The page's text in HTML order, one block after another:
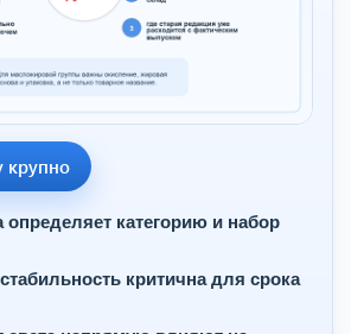
крупно
категорию и набор
критична для срока